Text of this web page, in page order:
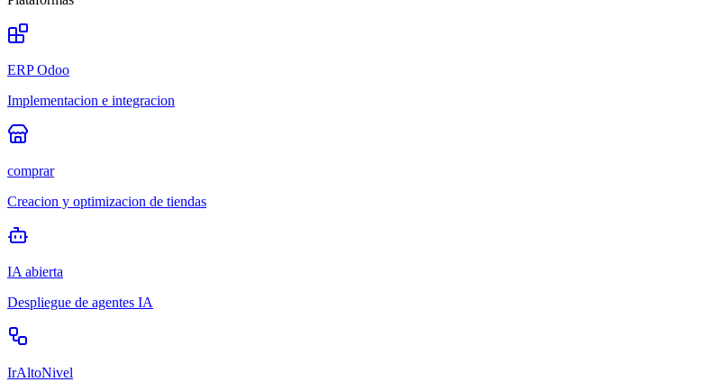
ERP Odoo
Implementacion e integracion
comprar
Creacion y optimizacion de tiendas
IA abierta
Despliegue de agentes IA
IrAltoNivel